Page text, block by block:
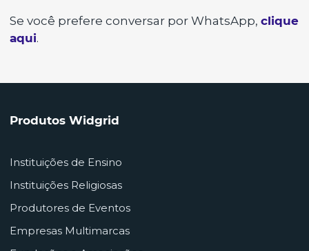
Se você prefere conversar por WhatsApp, clique
aqui.
Produtos Widgrid
Instituições de Ensino
Instituições Religiosas
Produtores de Eventos
Empresas Multimarcas